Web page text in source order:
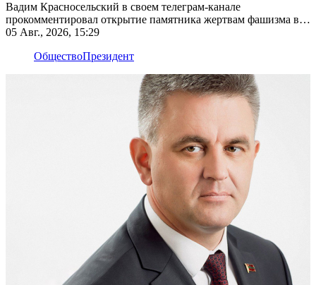
Вадим Красносельский в своем телеграм-канале
прокомментировал открытие памятника жертвам фашизма в
Рыбнице
05 Авг., 2026, 15:29
ОбществоПрезидент